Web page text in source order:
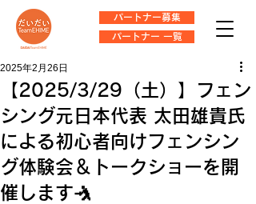
パートナー募集
パートナー 一覧
【2025/3/29（土）】フェン
シング元日本代表 太田雄貴氏
による初心者向けフェンシン
グ体験会＆トークショーを開
催します🤺
2025年2月26日